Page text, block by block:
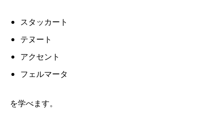
スタッカート
テヌート
アクセント
フェルマータ
を学べます。